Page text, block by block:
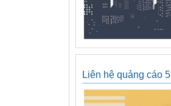
Liên hệ quảng cáo 5